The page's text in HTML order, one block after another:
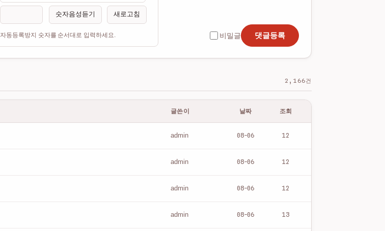
숫자음성듣기 새로고침
자동등록방지 숫자를 순서대로 입력하세요. 비밀글 댓글등록
2,166건
글쓴이 날짜 조회
admin 08-06 12
admin 08-06 12
admin 08-06 12
admin 08-06 13